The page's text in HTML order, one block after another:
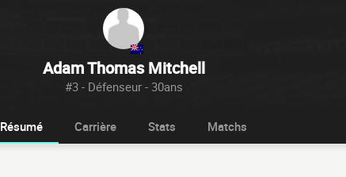
Adam Thomas Mitchell
#3 - Défenseur - 30ans
Résumé Carrière Stats Matchs